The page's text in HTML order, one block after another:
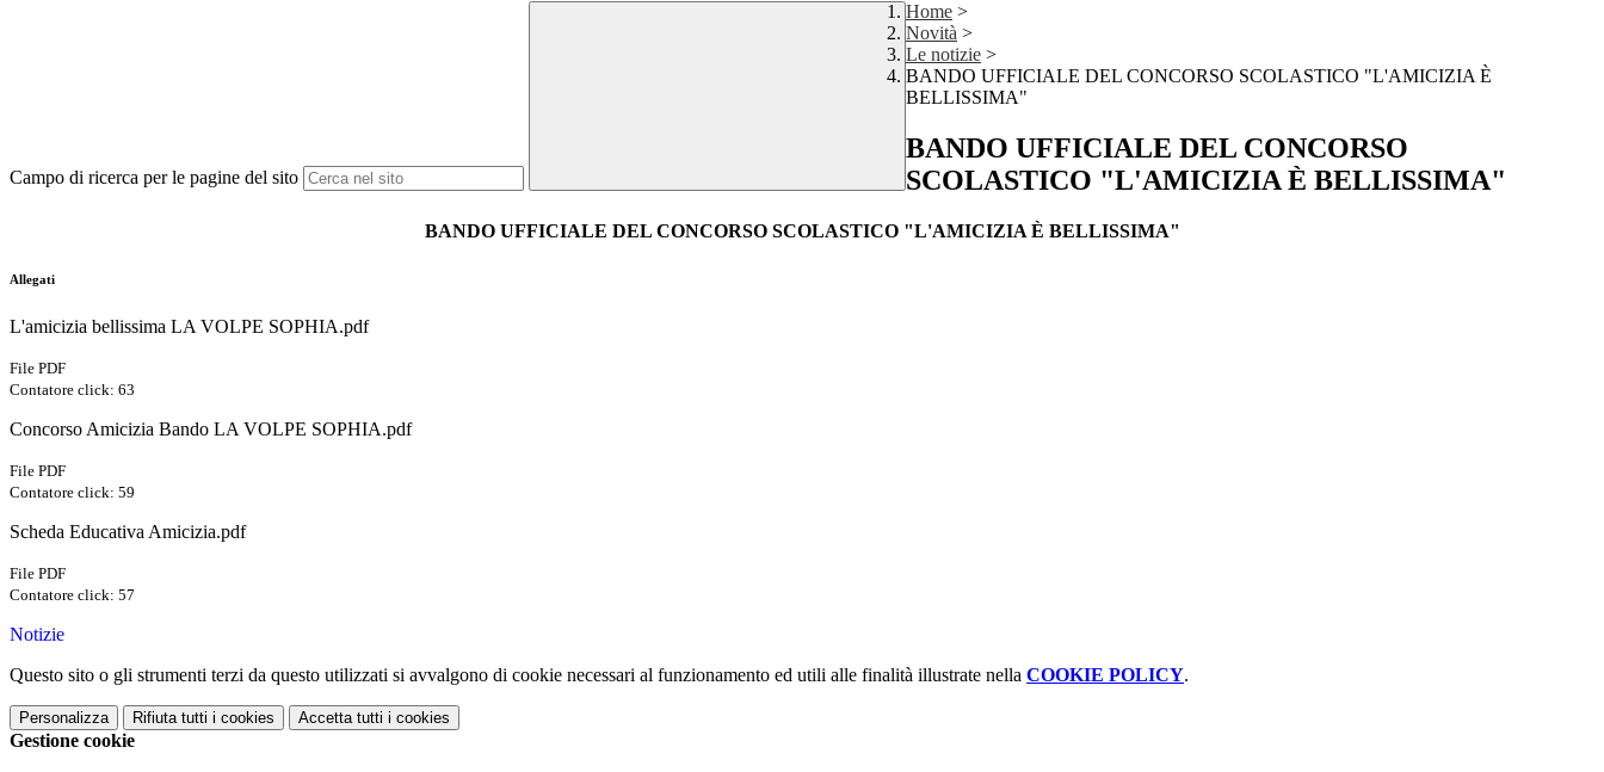
Campo di ricerca per le pagine del sito
Home >
Novità >
Le notizie >
BANDO UFFICIALE DEL CONCORSO SCOLASTICO "L'AMICIZIA È
BELLISSIMA"
BANDO UFFICIALE DEL CONCORSO
SCOLASTICO "L'AMICIZIA È BELLISSIMA"
BANDO UFFICIALE DEL CONCORSO SCOLASTICO "L'AMICIZIA È BELLISSIMA"
Allegati
L'amicizia bellissima LA VOLPE SOPHIA.pdf
File PDF
Contatore click: 63
Concorso Amicizia Bando LA VOLPE SOPHIA.pdf
File PDF
Contatore click: 59
Scheda Educativa Amicizia.pdf
File PDF
Contatore click: 57
Notizie
Questo sito o gli strumenti terzi da questo utilizzati si avvalgono di cookie necessari al funzionamento ed utili alle finalità illustrate nella COOKIE POLICY.
Personalizza Rifiuta tutti i cookies Accetta tutti i cookies
Gestione cookie